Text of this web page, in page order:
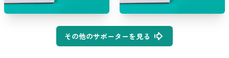
その他のサポーターを見る